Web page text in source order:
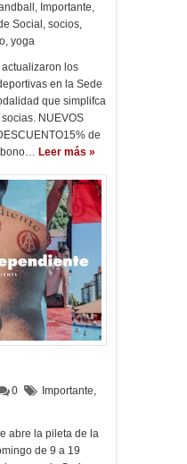
, Importante,
Social , socios,
, yoga
los
en la Sede
que simplifca
NUEVOS
de
Leer más »
0 Importante,
abre la pileta de la
de 9 a 19